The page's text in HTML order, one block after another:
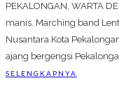
PEKALONGAN, WARTA
manis. Marching band
Nusantara Kota
ajang bergengsi
SELENGKAPNYA